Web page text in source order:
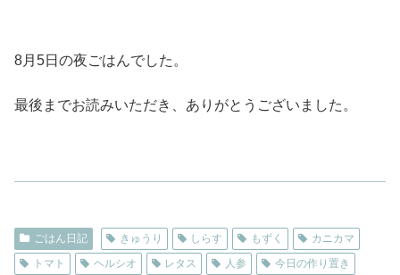
8月5日の夜ごはんでした。
最後までお読みいただき、ありがとうございました。
ごはん日記 きゅうり しらす もずく
カニカマ
トマト
ヘルシオ レタス 人参
今日の作り置き